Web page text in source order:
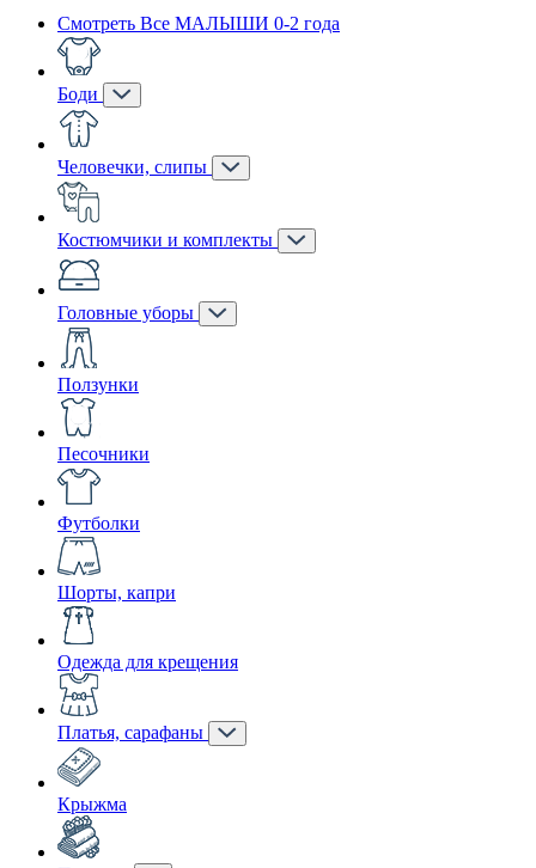
Смотреть Все МАЛЫШИ 0-2 года
Боди
Человечки, слипы
Костюмчики и комплекты
Головные уборы
Ползунки
Песочники
Футболки
Шорты, капри
Одежда для крещения
Платья, сарафаны
Крыжма